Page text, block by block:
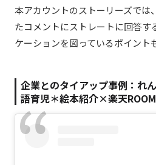
本アカウントのストーリーズでは
たコメントにストレートに回答す
ケーションを図っているポイント
企業とのタイアップ事例：れ
語育児＊絵本紹介×楽天ROOM